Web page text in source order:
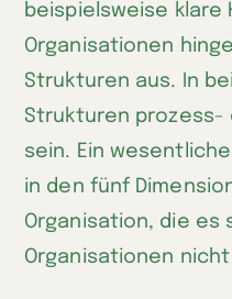
beispielsweise klare
Organisationen
Strukturen aus. In
Strukturen
sein. Ein
in den fünf
Organisation, die es
Organisationen